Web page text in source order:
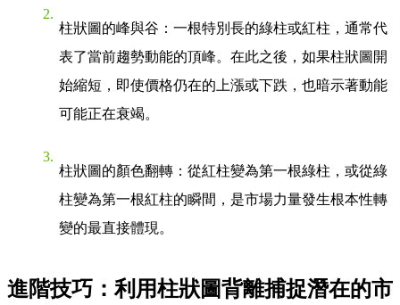
柱狀圖的峰與谷 ：一根特別長的綠柱或紅柱，通常代
表了當前趨勢動能的頂峰。在此之後，如果柱狀圖開
始縮短，即使價格仍在的上漲或下跌，也暗示著動能
可能正在衰竭。
柱狀圖的顏色翻轉 ：從紅柱變為第一根綠柱，或從綠
柱變為第一根紅柱的瞬間，是市場力量發生根本性轉
變的最直接體現。
進階技巧：利用柱狀圖背離捕捉潛在的市